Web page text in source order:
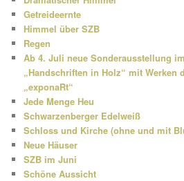
Getreideernte
Himmel über SZB
Regen
Ab 4. Juli neue Sonderausstellung
„Handschriften in Holz“ mit Werken
„exponaRt“
Jede Menge Heu
Schwarzenberger Edelweiß
Schloss und Kirche (ohne und mit
Neue Häuser
SZB im Juni
Schöne Aussicht